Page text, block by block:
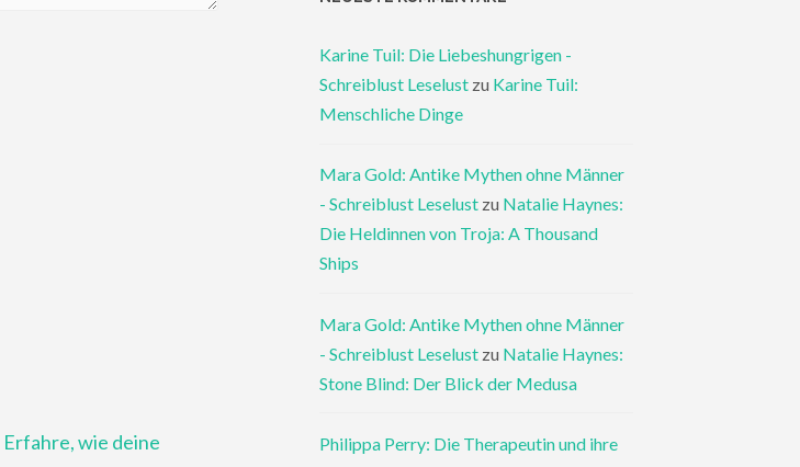
Erfahre, wie deine
Karine Tuil: Die Liebeshungrigen -
Schreiblust Leselust zu Karine Tuil:
Menschliche Dinge
Mara Gold: Antike Mythen ohne Männer
- Schreiblust Leselust zu Natalie Haynes:
Die Heldinnen von Troja: A Thousand
Ships
Mara Gold: Antike Mythen ohne Männer
- Schreiblust Leselust zu Natalie Haynes:
Stone Blind: Der Blick der Medusa
Philippa Perry: Die Therapeutin und ihre